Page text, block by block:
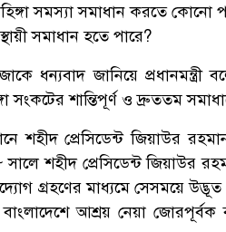
সমস্যা সমাধান করতে
সমাধান হতে পারে?
ধন্যবাদ জানিয়ে প্রধানমন্ত্রী
শান্তিপূর্ণ ও দ্রুততম
শহীদ প্রেসিডেন্ট জিয়াউর
সালে শহীদ প্রেসিডেন্ট জিয়াউর
গ্রহণের মাধ্যমে সেসময়ে উদ্ভূত
আশ্রয় নেয়া জোরপূর্বক